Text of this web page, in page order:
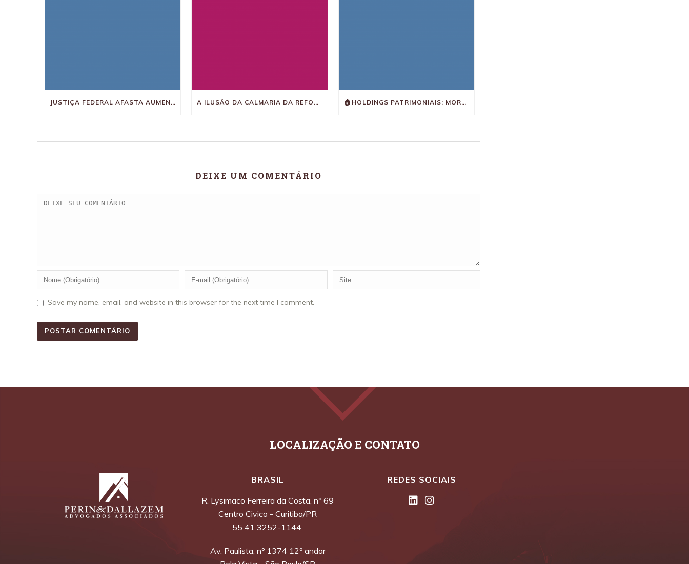
JUSTIÇA FEDERAL AFASTA AUMENTO DE 10% DO LUCRO PRESUMIDO A ILUSÃO DA CALMARIA DA REFORMA TRIBUTÁRIA 🏠HOLDINGS PATRIMONIAIS: MORAR NO IMÓVEL DA EMPRESA PODE FICAR CARO COM A REFORMA TRIBUTÁRIA
DEIXE UM COMENTÁRIO
Save my name, email, and website in this browser for the next time I comment.
BRASIL
R. Lysimaco Ferreira da Costa, nº 69
Centro Civico - Curitiba/PR
55 41 3252-1144
Av. Paulista, nº 1374 12º andar
REDES SOCIAIS